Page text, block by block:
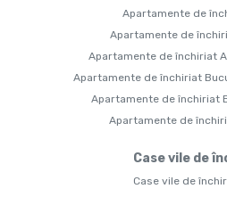
Apartamente de
Apartamente de
Apartamente de închiriat
Apartamente de închiriat
Apartamente de închiriat
Apartamente de
Case vile de
Case vile de